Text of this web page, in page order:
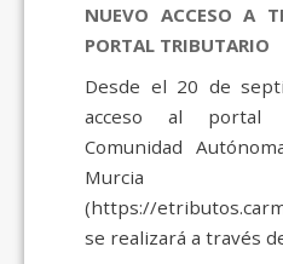
NUEVO ACCESO A
PORTAL TRIBUTARIO
Desde el 20 de
acceso al
Comunidad
Murcia
(https://
se realizará a través de